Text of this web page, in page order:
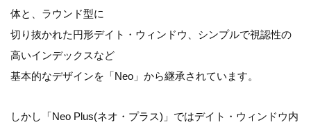
体と、ラウンド型に
切り抜かれた円形デイト・ウィンドウ、シンプルで視認性の
高いインデックスなど
基本的なデザインを「Neo」から継承されています。
しかし「Neo Plus(ネオ・プラス)」ではデイト・ウィンドウ内